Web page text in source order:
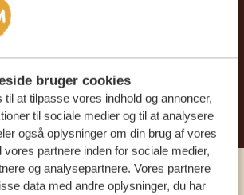
bruger cookies
til at tilpasse vores indhold og annoncer,
til sociale medier og til at analysere
også oplysninger om din brug af vores
partnere inden for sociale medier,
og analysepartnere. Vores partnere
data med andre oplysninger, du har
OG UFORPLIGTENDE TILBUD
AT PLANLÆGGE DIN
DRØMMEREJSE